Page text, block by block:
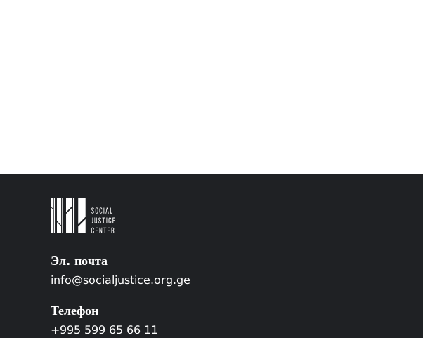
Эл. почта
info@socialjustice.org.ge
Телефон
+995 599 65 66 11